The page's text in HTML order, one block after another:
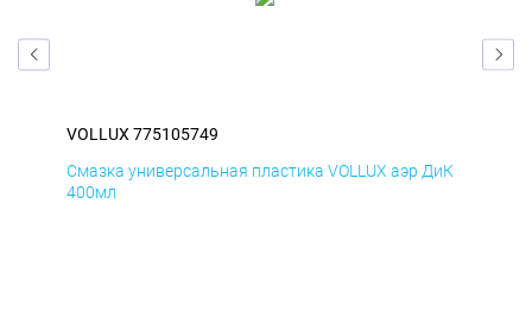
VOLLUX 775105749
Смазка универсальная пластика VOLLUX аэр ДиК
400мл